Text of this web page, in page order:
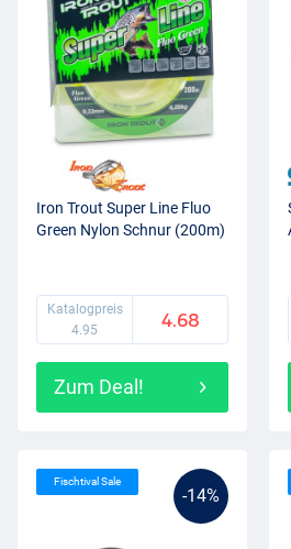
Iron Trout Super Line Fluo
Green Nylon Schnur (200m)
Katalogpreis
4.95
4.68
Zum Deal!
-14%
Fischtival Sale